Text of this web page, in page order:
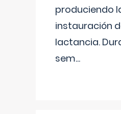
produciendo
instauración
lactancia.
sem...